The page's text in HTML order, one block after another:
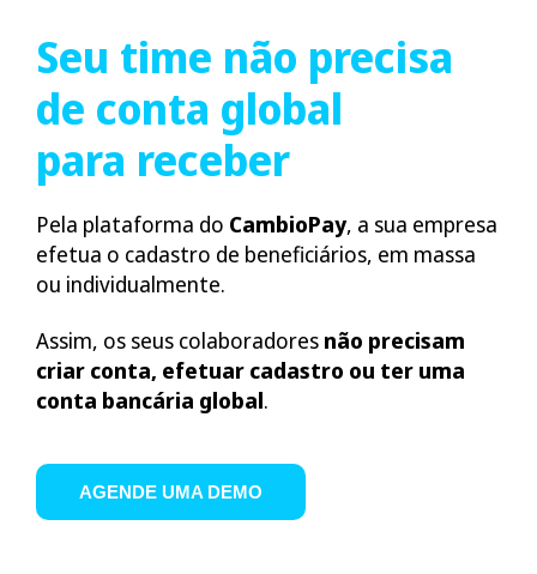
Seu time não precisa
de conta global
para receber
Pela plataforma do CambioPay, a sua empresa
efetua o cadastro de beneficiários, em massa
ou individualmente.
Assim, os seus colaboradores não precisam
criar conta, efetuar cadastro ou ter uma
conta bancária global.
AGENDE UMA DEMO